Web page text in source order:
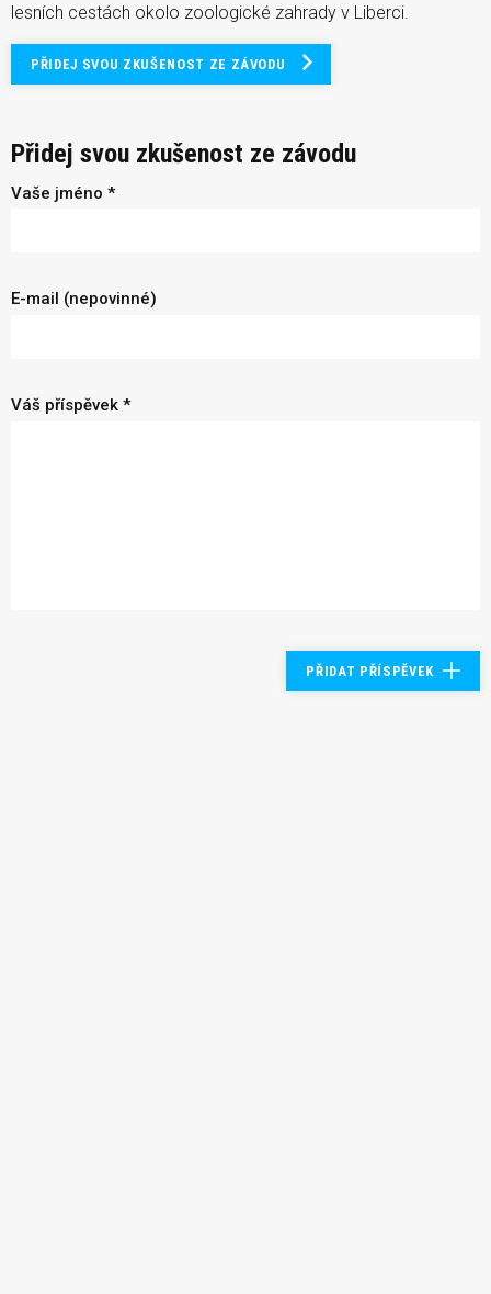
lesních cestách okolo zoologické zahrady v Liberci.
PŘIDEJ SVOU ZKUŠENOST ZE ZÁVODU
Přidej svou zkušenost ze závodu
Vaše jméno *
E-mail (nepovinné)
Váš příspěvek *
PŘIDAT PŘÍSPĚVEK